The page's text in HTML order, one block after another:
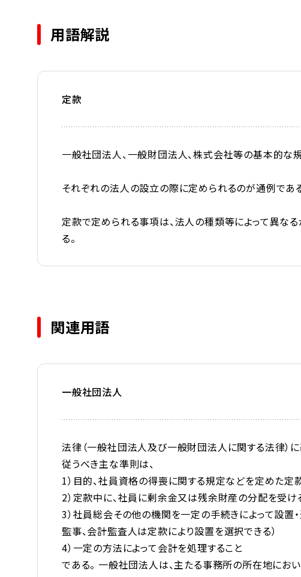
用語解説
定款
一般社団法人、一般財団法人、株式会社等の基本的な
それぞれの法人の設立の際に定められるのが通例であ
定款で定められる事項は、法人の種類等によって異な
る。
関連用語
一般社団法人
法律（一般社団法人及び一般財団法人に関する法律）
従うべき主な準則は、
1）目的、社員資格の得喪に関する規定などを定めた定
2）定款中に、社員に剰余金又は残余財産の分配を受
3）社員総会その他の機関を一定の手続きによって設置
監事、会計監査人は定款により設置を選択できる）
4）一定の方法によって会計を処理すること
である。 一般社団法人は、主たる事務所の所在地にお